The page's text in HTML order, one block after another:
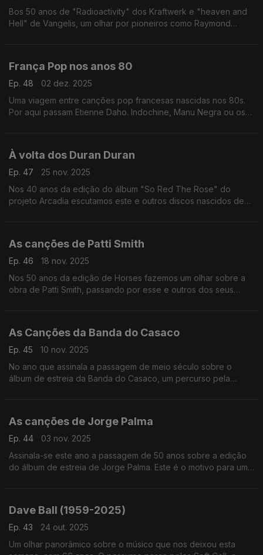
Bos 50 anos de "Radioactivity" dos Kraftwerk e "heaven and
Hell" de Vangelis, um olhar por pioneiros como Raymond
França Pop nos anos 80
Ep. 48
02 dez. 2025
Uma viagem entre canções pop francesas nascidas nos 80s.
Por aqui passam Etienne Daho. Indochine, Manu Negra ou os
À volta dos Duran Duran
Ep. 47
25 nov. 2025
Nos 40 anos da edição do álbum "So Red The Rose" do
projeto Arcadia escutamos este e outros discos nascidos de
As canções de Patti Smith
Ep. 46
18 nov. 2025
Nos 50 anos da edição de Horses fazemos um olhar sobre a
obra de Patti Smith, passando por esse e outros dos seus
As Canções da Banda do Casaco
Ep. 45
10 nov. 2025
No ano que assinala a passagem de meio século sobre o
álbum de estreia da Banda do Casaco, um percurso pela
As canções de Jorge Palma
Ep. 44
03 nov. 2025
Assinala-se este ano a passagem de 50 anos sobre a edição
do álbum de estreia de Jorge Palma. Este é o motivo para uma
Dave Ball (1959-2025)
Ep. 43
24 out. 2025
Um olhar panorâmico sobre o músico que nos deixou esta